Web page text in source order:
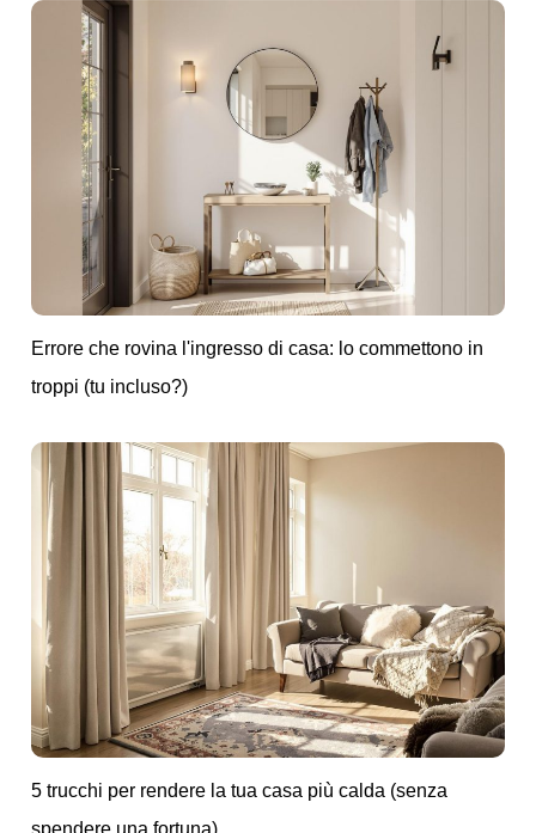
Errore che rovina l'ingresso di casa: lo commettono in
troppi (tu incluso?)
5 trucchi per rendere la tua casa più calda (senza